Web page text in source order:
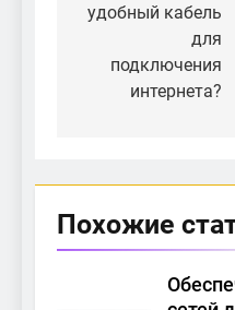
записям
удобный кабель
для
подключения
интернета?
Похожие